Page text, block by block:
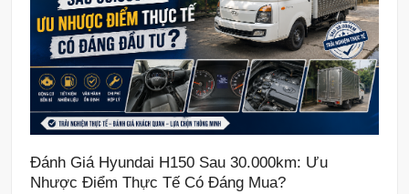
Đánh Giá Hyundai H150 Sau 30.000km: Ưu
Nhược Điểm Thực Tế Có Đáng Mua?